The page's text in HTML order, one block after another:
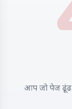
आप जो पेज ढूंढ